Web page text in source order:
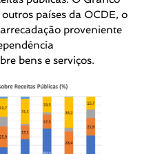
países da OCDE, o
proveniente
bens e serviços.